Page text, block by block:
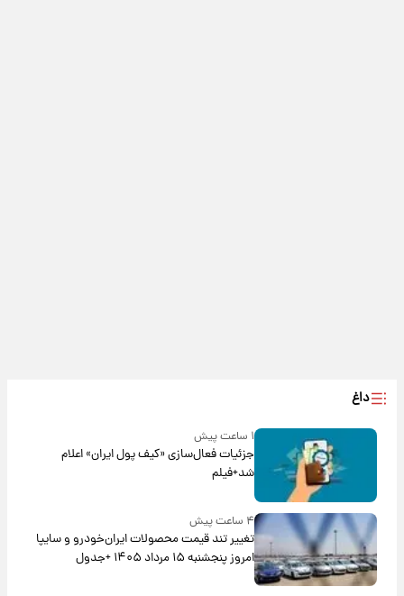
داغ
۱ ساعت پیش
جزئیات فعال‌سازی «کیف پول ایران» اعلام
شد+فیلم
۴ ساعت پیش
تغییر تند قیمت محصولات ایران‌خودرو و سایپا
امروز پنجشنبه ۱۵ مرداد ۱۴۰۵ +جدول